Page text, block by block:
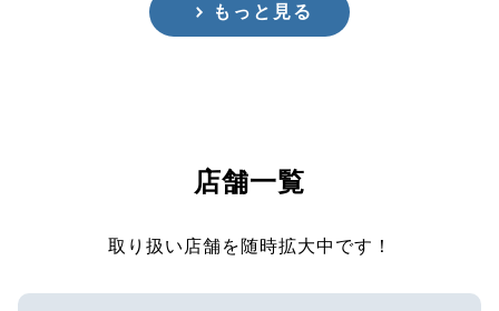
もっと見る
店舗一覧
取り扱い店舗を随時拡大中です！